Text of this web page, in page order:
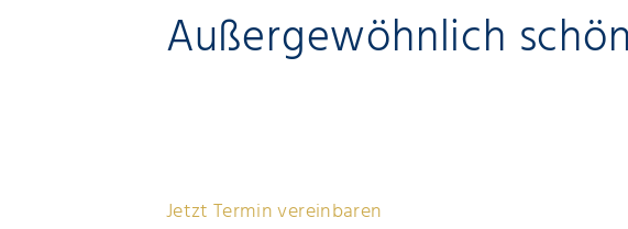
Außergewöhnlich
Jetzt Termin vereinbaren